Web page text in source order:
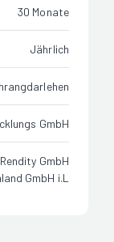
30 Monate
Jährlich
GmbH
Rendity GmbH
GmbH i.L